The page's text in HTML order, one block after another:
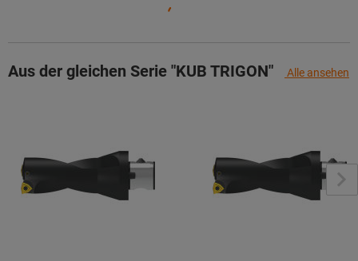
Aus der gleichen Serie "KUB TRIGON" Alle ansehen